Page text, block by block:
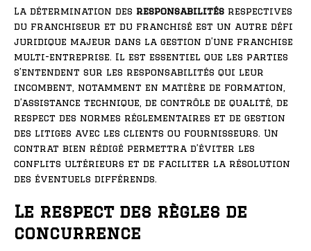
La détermination des responsabilités respectives
du franchiseur et du franchisé est un autre défi
juridique majeur dans la gestion d’une franchise
multi-entreprise. Il est essentiel que les parties
s’entendent sur les responsabilités qui leur
incombent, notamment en matière de formation,
d’assistance technique, de contrôle de qualité, de
respect des normes réglementaires et de gestion
des litiges avec les clients ou fournisseurs. Un
contrat bien rédigé permettra d’éviter les
conflits ultérieurs et de faciliter la résolution
des éventuels différends.
Le respect des règles de
concurrence